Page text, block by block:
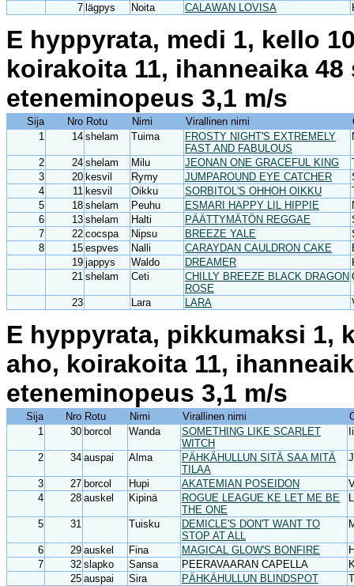
7 lägpys Noita CALAWAN LOVISA
E hyppyrata, medi 1, kello
koirakoita 11, ihanneaika
eteneminopeus 3,1 m/s
Sija Nro Rotu Nimi Virallinen nimi
1
14 shelam Tuima
FROSTY NIGHT'S EXTREMELY
FAST AND FABULOUS
2 24 shelam Milu JEONAN ONE GRACEFUL KING
3
20 kesvil Rymy JUMPAROUND EYE CATCHER
4
11 kesvil Oikku SORBITOL'S OHHOH OIKKU
5
18 shelam Peuhu ESMARI HAPPY LIL HIPPIE
6
13 shelam Halti PÄÄTTYMÄTÖN REGGAE
7
22 cocspa Nipsu BREEZE YALE
8
15 espves Nalli CARAYDAN CAULDRON CAKE
19 jappys Waldo DREAMER
21 shelam Ceti
CHILLY BREEZE BLACK DRAGON
ROSE
23 Lara LARA
E hyppyrata, pikkumaksi 1,
aho, koirakoita 11,
eteneminopeus 3,1 m/s
Sija Nro Rotu Nimi Virallinen nimi
1
30 borcol Wanda
SOMETHING LIKE SCARLET
WITCH
2 34 auspai Alma
PÄHKÄHULLUN SITÄ SAA MITÄ
TILAA
3 27 borcol Hupi AKATEMIAN POSEIDON
4
28 auskel Kipinä
ROGUE LEAGUE KE LET ME BE
THE ONE
5 31 Tuisku
DEMICLE'S DON'T WANT TO
STOP AT ALL
6 29 auskel Fina MAGICAL GLOW'S BONFIRE
7
32 slapko Sansa PEERAVAARAN CAPELLA
25 auspai Sira PÄHKÄHULLUN BLINDSPOT